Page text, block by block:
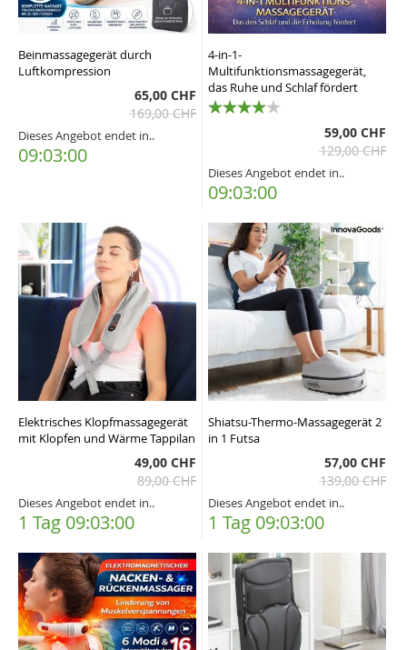
Beinmassagegerät durch
Luftkompression
65,00 CHF
169,00 CHF
Dieses Angebot endet in..
09:02:59
4-in-1-
Multifunktionsmassagegerät,
das Ruhe und Schlaf fördert
59,00 CHF
129,00 CHF
Dieses Angebot endet in..
09:02:59
Elektrisches Klopfmassagegerät
mit Klopfen und Wärme Tappilan
49,00 CHF
89,00 CHF
Dieses Angebot endet in..
1 Tag 09:02:59
Shiatsu-Thermo-Massagegerät 2
in 1 Futsa
57,00 CHF
139,00 CHF
Dieses Angebot endet in..
1 Tag 09:02:59